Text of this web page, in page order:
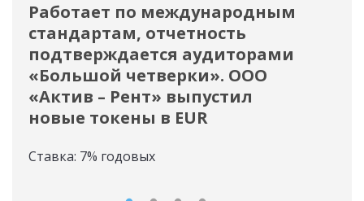
Работает по международным
стандартам, отчетность
подтверждается аудиторами
«Большой четверки». ООО
«Актив – Рент» выпустил
новые токены в EUR
Ставка: 7% годовых